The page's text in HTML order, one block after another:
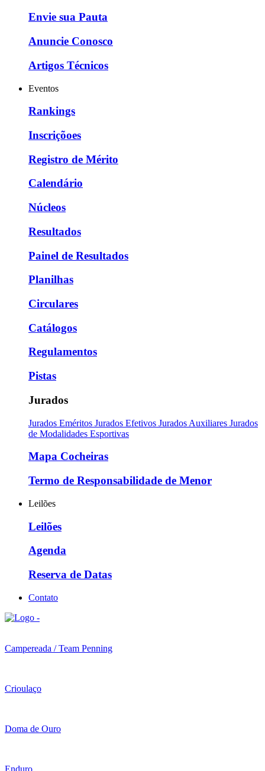
Envie sua Pauta
Anuncie Conosco
Artigos Técnicos
Eventos
Rankings
Inscriçõoes
Registro de Mérito
Calendário
Núcleos
Resultados
Painel de Resultados
Planilhas
Circulares
Catálogos
Regulamentos
Pistas
Jurados
Jurados Eméritos Jurados Efetivos Jurados Auxiliares Jurados
de Modalidades Esportivas
Mapa Cocheiras
Termo de Responsabilidade de Menor
Leilões
Leilões
Agenda
Reserva de Datas
Contato
Campereada / Team Penning
Crioulaço
Doma de Ouro
Enduro